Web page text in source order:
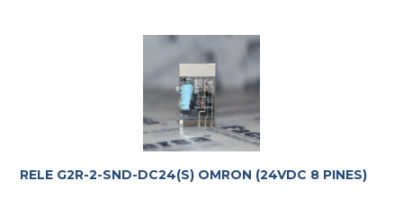
RELE G2R-2-SND-DC24(S) OMRON (24VDC 8 PINES)